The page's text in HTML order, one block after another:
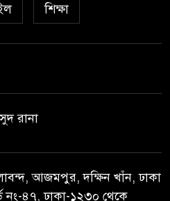
শিক্ষা
রানা
আজমপুর, দক্ষিন খাঁন, ঢাকা
নং-৪৭, ঢাকা-১২৩০ থেকে